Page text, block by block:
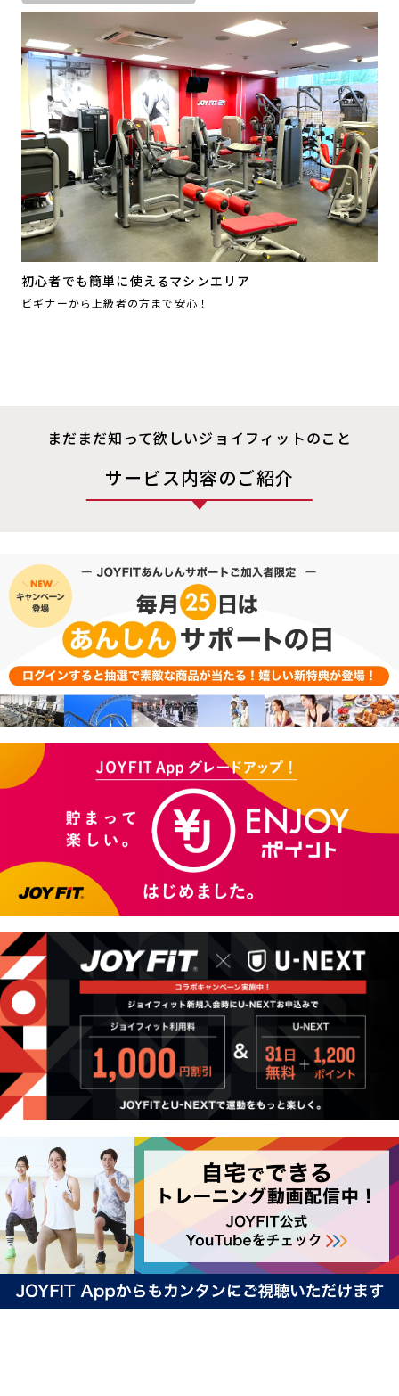
初心者でも簡単に使えるマシンエリア
ビギナーから上級者の方まで安心！
まだまだ知って欲しいジョイフィットのこと
サービス内容のご紹介